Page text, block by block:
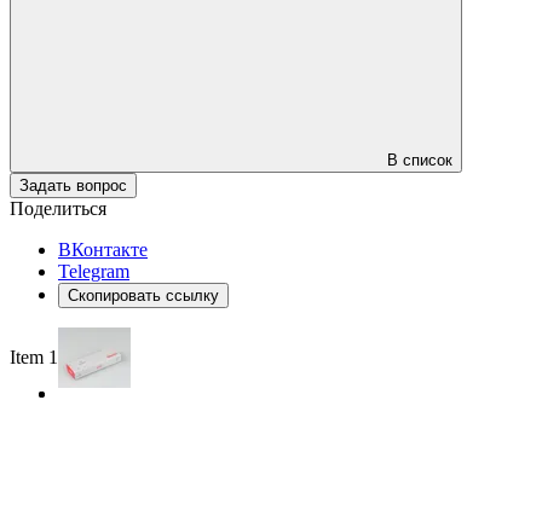
В список
Задать вопрос
Поделиться
ВКонтакте
Telegram
Скопировать ссылку
Item 1 of 2